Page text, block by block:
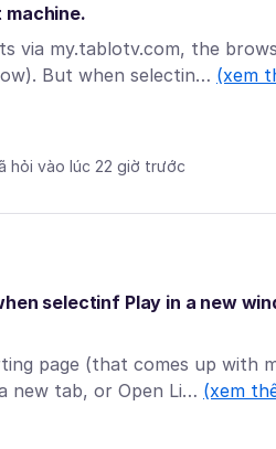
machine.
via my.tablotv.com, the
But when selectin… (xem
hỏi vào lúc 22 giờ trước
selectinf Play in a new
page (that comes up with
new tab, or Open Li… (xem